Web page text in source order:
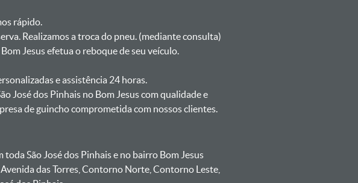
rápido.
Realizamos a troca do pneu. (mediante consulta)
Jesus efetua o reboque de seu veículo.
e assistência 24 horas.
José dos Pinhais no Bom Jesus com qualidade e
de guincho comprometida com nossos clientes.
São José dos Pinhais e no bairro Bom Jesus
das Torres, Contorno Norte, Contorno Leste,